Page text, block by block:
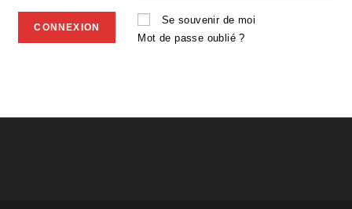
Se souvenir de moi
Mot de passe oublié ?